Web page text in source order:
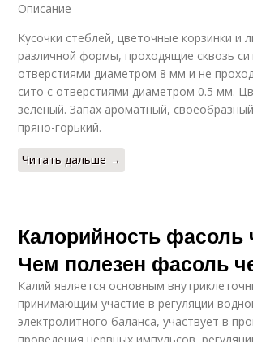
Описание
Кусочки стеблей, цветочные корзинки и
различной формы, проходящие сквозь
отверстиями диаметром 8 мм и не
сито с отверстиями диаметром 0.5 мм.
зеленый. Запах ароматный,
пряно-горький.
Читать дальше →
Калорийность фасоль
Чем полезен фасоль
Калий является основным
принимающим участие в регуляции
электролитного баланса, участвует в